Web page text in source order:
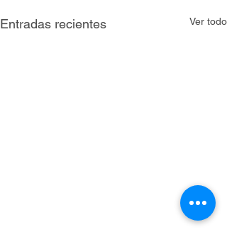
Entradas recientes Ver todo